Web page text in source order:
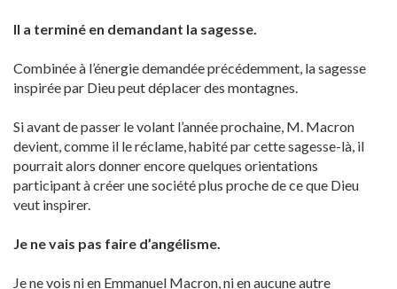
Il a terminé en demandant la sagesse.
Combinée à l’énergie demandée précédemment, la sagesse
inspirée par Dieu peut déplacer des montagnes.
Si avant de passer le volant l’année prochaine, M. Macron
devient, comme il le réclame, habité par cette sagesse-là, il
pourrait alors donner encore quelques orientations
participant à créer une société plus proche de ce que Dieu
veut inspirer.
Je ne vais pas faire d’angélisme.
Je ne vois ni en Emmanuel Macron, ni en aucune autre